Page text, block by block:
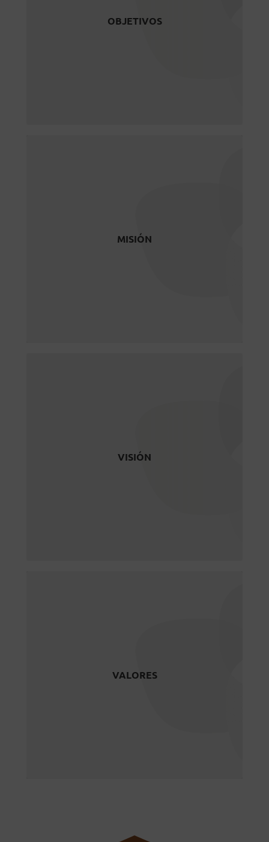
OBJETIVOS
iniciativas existentes en materia de
MISIÓN
compartiendo nuevas ideas,
VISIÓN
organizaciones en el ámbito de la
VALORES
Cooperación, Compromiso,